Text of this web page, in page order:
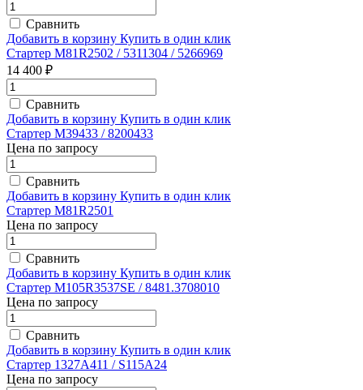
Сравнить
Добавить в корзину Купить в один клик
Стартер M81R2502 / 5311304 / 5266969
14 400 ₽
Сравнить
Добавить в корзину Купить в один клик
Стартер M39433 / 8200433
Цена по запросу
Сравнить
Добавить в корзину Купить в один клик
Стартер M81R2501
Цена по запросу
Сравнить
Добавить в корзину Купить в один клик
Стартер M105R3537SE / 8481.3708010
Цена по запросу
Сравнить
Добавить в корзину Купить в один клик
Стартер 1327A411 / S115A24
Цена по запросу